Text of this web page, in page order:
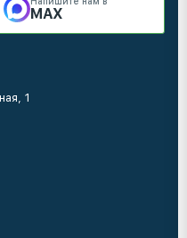
MAX
1